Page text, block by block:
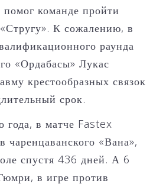
команде пройти
К сожалению, в
раунда
«Ордабасы» Лукас
крестообразных связок
срок.
года, в матче Fastex
чаренцаванского «Вана»,
спустя 436 дней. А 6
в игре против